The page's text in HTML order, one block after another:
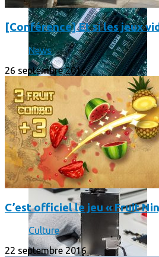
Prendre une extension de
[Conférence] Et si les jeux
News
26 septembre 2016
C’est officiel le jeu « Fruit
Culture
22 septembre 2016